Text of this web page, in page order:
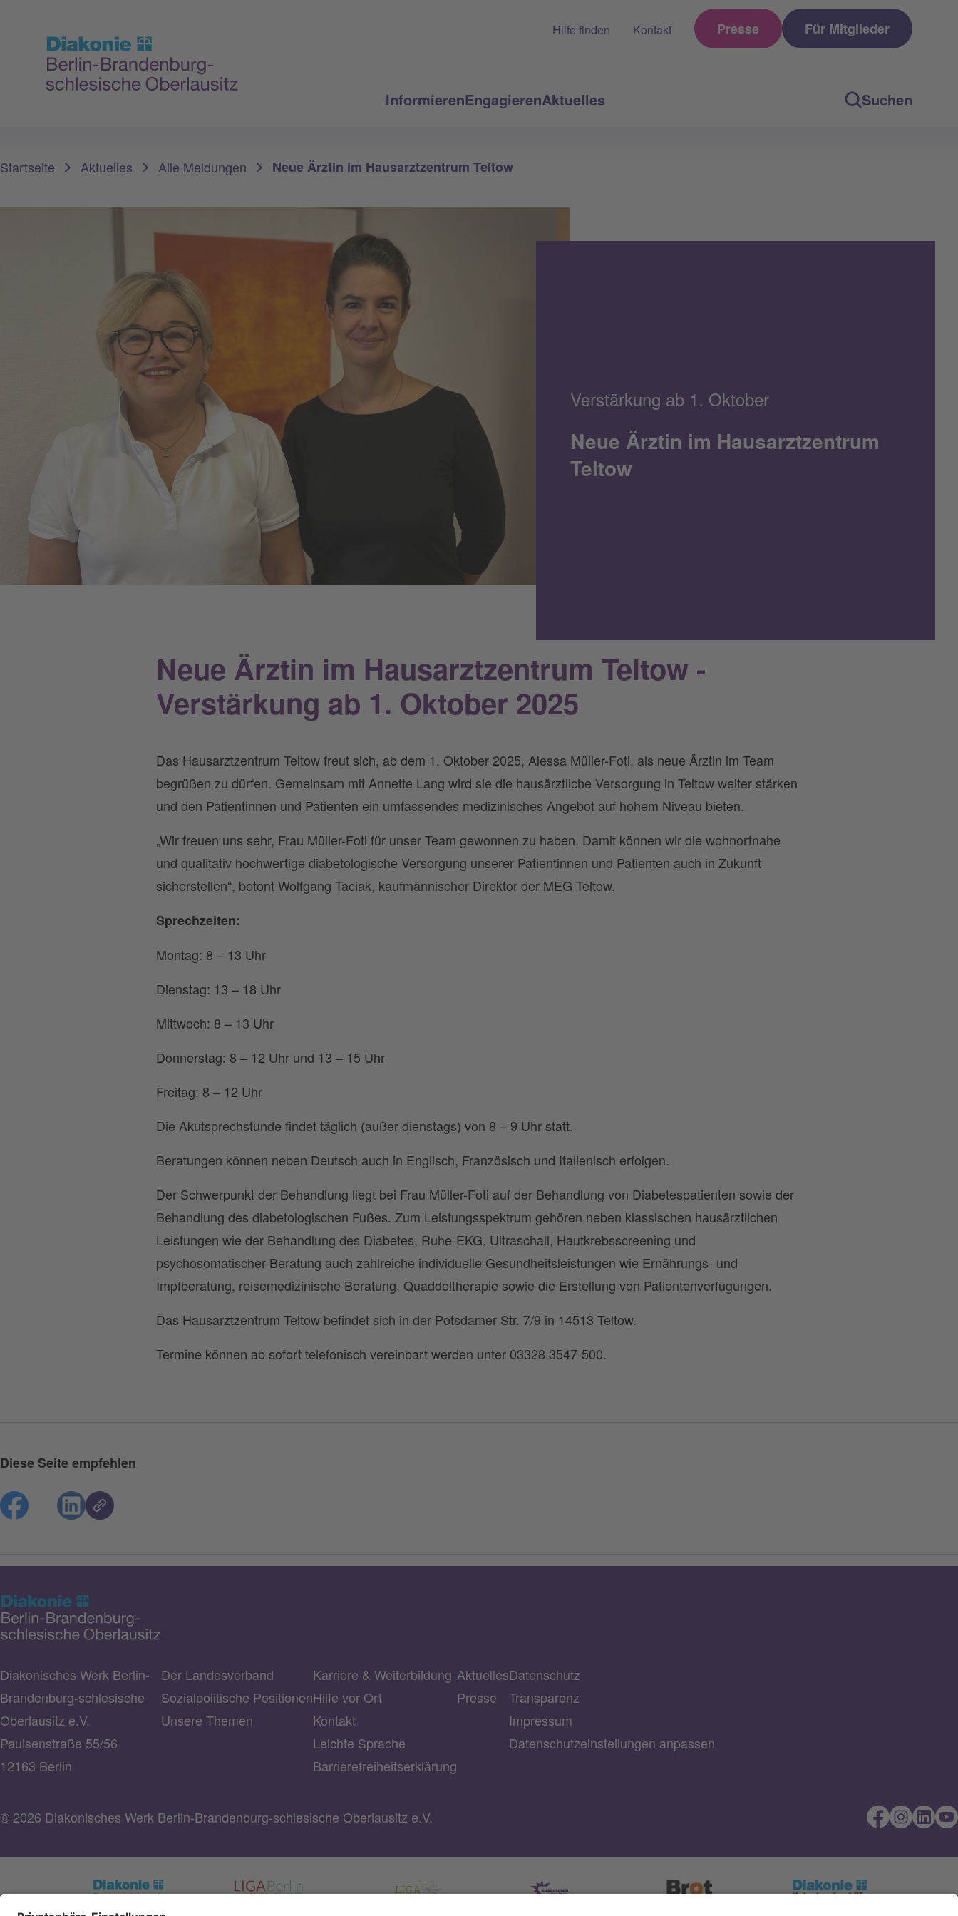
InformierenEngagierenAktuelles Suchen
Hilfe finden Kontakt Presse Für Mitglieder
Startseite Aktuelles Alle Meldungen Neue Ärztin im Hausarztzentrum Teltow
Verstärkung ab 1. Oktober
Neue Ärztin im Hausarztzentrum
Teltow
Neue Ärztin im Hausarztzentrum Teltow -
Verstärkung ab 1. Oktober 2025
Das Hausarztzentrum Teltow freut sich, ab dem 1. Oktober 2025, Alessa Müller-Foti, als neue Ärztin im Team
begrüßen zu dürfen. Gemeinsam mit Annette Lang wird sie die hausärztliche Versorgung in Teltow weiter stärken
und den Patientinnen und Patienten ein umfassendes medizinisches Angebot auf hohem Niveau bieten.
„Wir freuen uns sehr, Frau Müller-Foti für unser Team gewonnen zu haben. Damit können wir die wohnortnahe
und qualitativ hochwertige diabetologische Versorgung unserer Patientinnen und Patienten auch in Zukunft
sicherstellen“, betont Wolfgang Taciak, kaufmännischer Direktor der MEG Teltow.
Sprechzeiten:
Montag: 8 – 13 Uhr
Dienstag: 13 – 18 Uhr
Mittwoch: 8 – 13 Uhr
Donnerstag: 8 – 12 Uhr und 13 – 15 Uhr
Freitag: 8 – 12 Uhr
Die Akutsprechstunde findet täglich (außer dienstags) von 8 – 9 Uhr statt.
Beratungen können neben Deutsch auch in Englisch, Französisch und Italienisch erfolgen.
Der Schwerpunkt der Behandlung liegt bei Frau Müller-Foti auf der Behandlung von Diabetespatienten sowie der
Behandlung des diabetologischen Fußes. Zum Leistungsspektrum gehören neben klassischen hausärztlichen
Leistungen wie der Behandlung des Diabetes, Ruhe-EKG, Ultraschall, Hautkrebsscreening und
psychosomatischer Beratung auch zahlreiche individuelle Gesundheitsleistungen wie Ernährungs- und
Impfberatung, reisemedizinische Beratung, Quaddeltherapie sowie die Erstellung von Patientenverfügungen.
Das Hausarztzentrum Teltow befindet sich in der Potsdamer Str. 7/9 in 14513 Teltow.
Termine können ab sofort telefonisch vereinbart werden unter 03328 3547-500.
Diese Seite empfehlen
Diakonisches Werk Berlin-
Brandenburg-schlesische
Oberlausitz e.V.
Paulsenstraße 55/56
12163 Berlin
Der Landesverband
Sozialpolitische Positionen
Unsere Themen
Karriere & Weiterbildung
Hilfe vor Ort
Kontakt
Leichte Sprache
Barrierefreiheitserklärung
Aktuelles
Presse
Datenschutz
Transparenz
Impressum
Datenschutzeinstellungen anpassen
© 2026 Diakonisches Werk Berlin-Brandenburg-schlesische Oberlausitz e.V.